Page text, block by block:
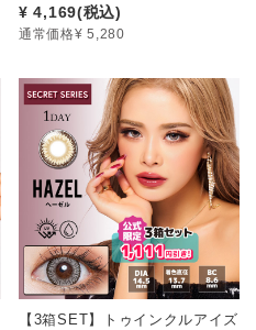
¥ 4,169(税込)
通常価格¥ 5,280
【3箱SET】トゥインクルアイズ